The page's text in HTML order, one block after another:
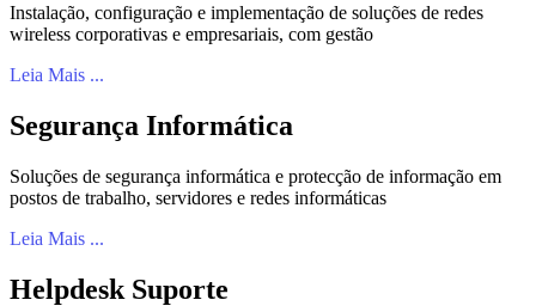
Instalação, configuração e implementação de soluções de redes
wireless corporativas e empresariais, com gestão
Leia Mais ...
Segurança Informática
Soluções de segurança informática e protecção de informação em
postos de trabalho, servidores e redes informáticas
Leia Mais ...
Helpdesk Suporte